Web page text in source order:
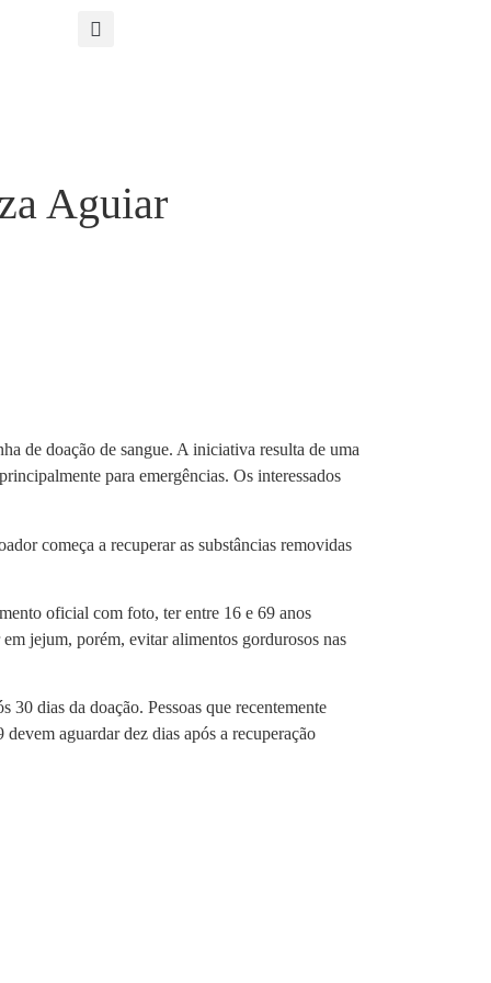
Aguiar
de doação de sangue. A iniciativa resulta de uma
para emergências. Os interessados
começa a recuperar as substâncias removidas
oficial com foto, ter entre 16 e 69 anos
jejum, porém, evitar alimentos gordurosos nas
dias da doação. Pessoas que recentemente
aguardar dez dias após a recuperação